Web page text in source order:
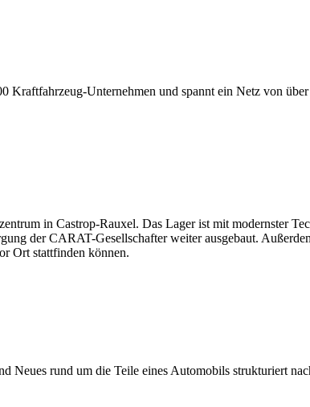
Unternehmen und spannt ein Netz von
in Castrop-Rauxel. Das Lager ist mit modernster
der CARAT-Gesellschafter weiter ausgebaut.
Ort stattfinden können.
Neues rund um die Teile eines Automobils strukturiert